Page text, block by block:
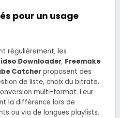
pour un usage
régulièrement, les
Downloader, Freemake
Catcher proposent des
de liste, choix du bitrate,
multi-format. Leur
la différence lors de
ou via de longues playlists.